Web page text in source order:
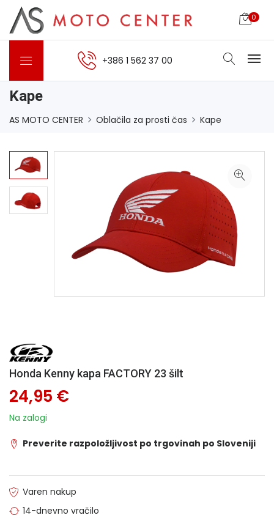
0
+386 1 562 37 00
Kape
AS MOTO CENTER Oblačila za prosti čas Kape
Honda Kenny kapa FACTORY 23 šilt
24,95 €
Na zalogi
Preverite razpoložljivost po trgovinah po Sloveniji
Varen nakup
14-dnevno vračilo